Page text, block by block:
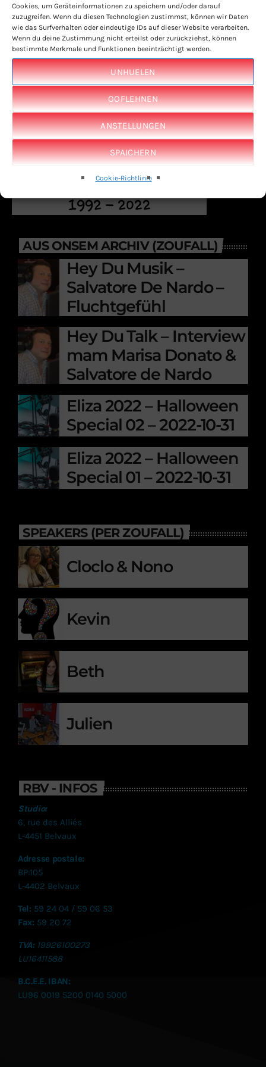
Cookies, um Geräteinformationen zu speichern und/oder darauf
zuzugreifen. Wenn du diesen Technologien zustimmst, können wir Daten
wie das Surfverhalten oder eindeutige IDs auf dieser Website verarbeiten.
Wenn du deine Zustimmung nicht erteilst oder zurückziehst, können
bestimmte Merkmale und Funktionen beeinträchtigt werden.
UNHUELEN
OOFLEHNEN
ANSTELLUNGEN
SPAICHERN
Cookie-Richtlinie
AUS ONSEM ARCHIV (ZOUFALL)
Hey Du Musik –
Salvatore De Nardo –
Fluchtgefühl
Hey Du Talk – Interview
mam Marisa Donato &
Salvatore de Nardo
Eliza 2022 – Halloween
Special 02 – 2022-10-31
Eliza 2022 – Halloween
Special 01 – 2022-10-31
SPEAKERS (PER ZOUFALL)
Cloclo & Nono
Kevin
Beth
Julien
RBV - INFOS
Studio:
6, rue des Alliés
L-4451 Belvaux
Adresse postale:
BP:105
L-4402 Belvaux
Tel: 59 24 04 / 59 06 53
Fax: 59 20 72
TVA: 19926100273
LU16411588
B.C.E.E. IBAN:
LU96 0019 5200 0140 5000